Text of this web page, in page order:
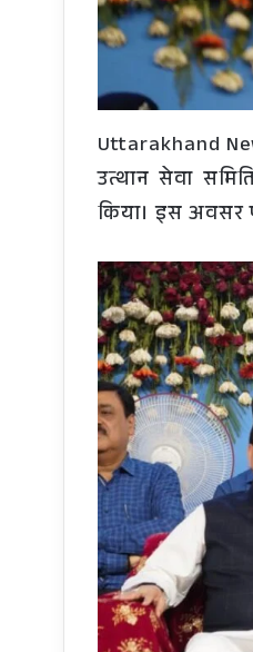
Uttarakhand
उत्थान सेवा
किया। इस अवसर